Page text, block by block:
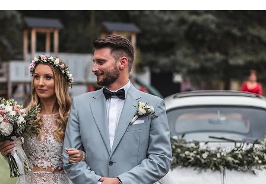
Eweliny
I
Pawła
W
Złotym
Pałacu